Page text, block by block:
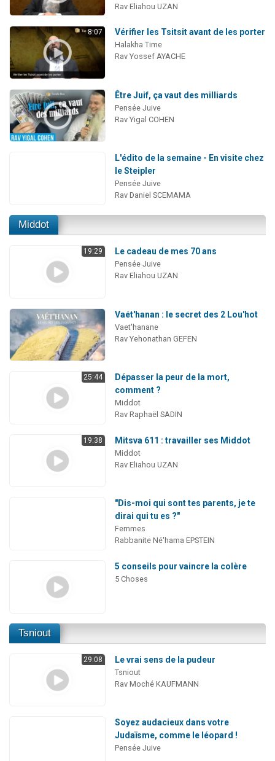
Rav Eliahou UZAN
8:07 Vérifier les Tsitsit avant de les porter
Halakha Time
Rav Yossef AYACHE
Être Juif, ça vaut des milliards
Pensée Juive
Rav Yigal COHEN
L'édito de la semaine - En visite chez
le Steipler
Pensée Juive
Rav Daniel SCEMAMA
Middot
19:29 Le cadeau de mes 70 ans
Pensée Juive
Rav Eliahou UZAN
Vaét'hanan : le secret des 2 Lou'hot
Vaet'hanane
Rav Yehonathan GEFEN
25:44
Dépasser la peur de la mort,
comment ?
Middot
Rav Raphaël SADIN
19:38 Mitsva 611 : travailler ses Middot
Middot
Rav Eliahou UZAN
"Dis-moi qui sont tes parents, je te
dirai qui tu es ?"
Femmes
Rabbanite Né'hama EPSTEIN
5 conseils pour vaincre la colère
5 Choses
Tsniout
29:08 Le vrai sens de la pudeur
Tsniout
Rav Moché KAUFMANN
Soyez audacieux dans votre
Judaïsme, comme le léopard !
Pensée Juive